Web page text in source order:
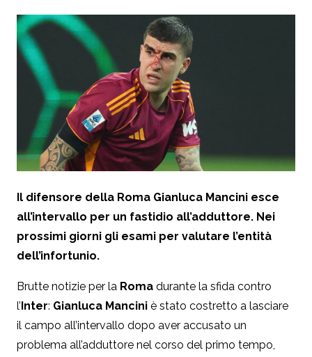
Il difensore della Roma Gianluca Mancini esce
all’intervallo per un fastidio all’adduttore. Nei
prossimi giorni gli esami per valutare l’entità
dell’infortunio.
Brutte notizie per la Roma durante la sfida contro
l’Inter: Gianluca Mancini è stato costretto a lasciare
il campo all’intervallo dopo aver accusato un
problema all’adduttore nel corso del primo tempo,